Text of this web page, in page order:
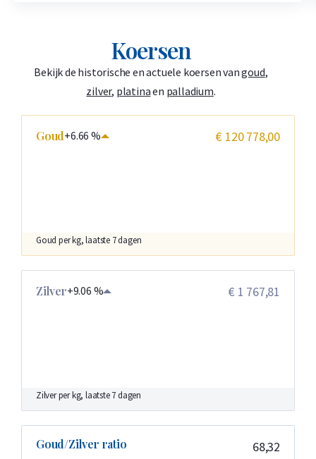
Koersen
Bekijk de historische en actuele koersen vangoud,
zilver, platinaen palladium.
Goud+6.66 % € 120 778,00
Goud per kg, laatste 7 dagen
Zilver+9.06 % € 1 767,81
Zilver per kg, laatste 7 dagen
Goud/Zilver ratio 68,32